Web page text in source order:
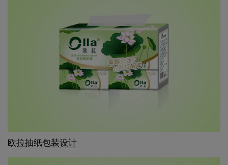
欧拉抽纸包装设计